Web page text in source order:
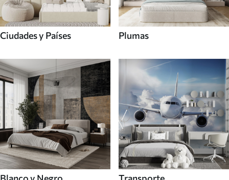
Ciudades y Países Plumas